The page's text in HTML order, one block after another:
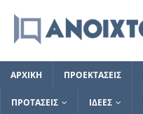
ΑΡΧΙΚΗ ΠΡΟΕΚΤΑΣΕΙΣ
ΠΡΟΤΑΣΕΙΣ ΙΔΕΕΣ